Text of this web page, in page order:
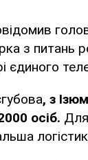
з питань
єдиного
, з
осіб.